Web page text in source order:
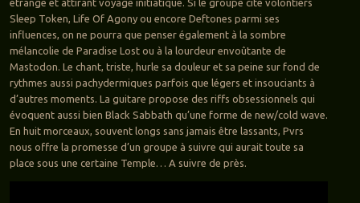
étrange et attirant voyage initiatique. Si le groupe cite volontiers
Sleep Token, Life Of Agony ou encore Deftones parmi ses
influences, on ne pourra que penser également à la sombre
mélancolie de Paradise Lost ou à la lourdeur envoûtante de
Mastodon. Le chant, triste, hurle sa douleur et sa peine sur fond de
rythmes aussi pachydermiques parfois que légers et insouciants à
d’autres moments. La guitare propose des riffs obsessionnels qui
évoquent aussi bien Black Sabbath qu’une forme de new/cold wave.
En huit morceaux, souvent longs sans jamais être lassants, Pvrs
nous offre la promesse d’un groupe à suivre qui aurait toute sa
place sous une certaine Temple… A suivre de près.